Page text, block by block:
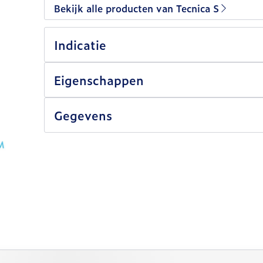
Bekijk alle producten van Tecnica S
Indicatie
Eigenschappen
Gegevens